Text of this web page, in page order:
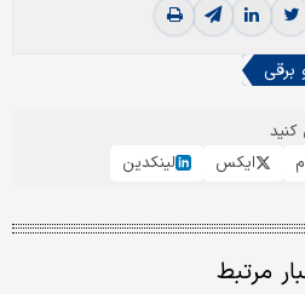
برقی
ایکس لینکدین
مرتبط